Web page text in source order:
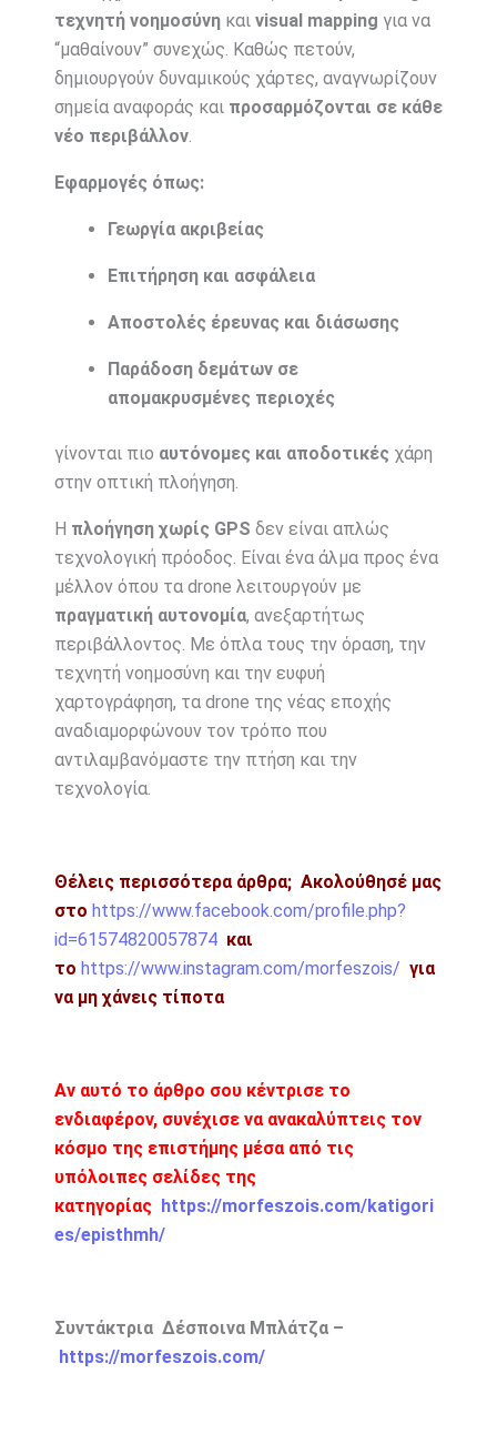
τεχνητή νοημοσύνηκαι visual mapping για να
“μαθαίνουν” συνεχώς. Καθώς πετούν,
δημιουργούν δυναμικούς χάρτες, αναγνωρίζουν
σημεία αναφοράς και προσαρμόζονται σε κάθε
νέο περιβάλλον.
Εφαρμογές όπως:
Γεωργία ακριβείας
Επιτήρηση και ασφάλεια
Αποστολές έρευνας και διάσωσης
Παράδοση δεμάτων σε
απομακρυσμένες περιοχές
γίνονται πιο αυτόνομες και αποδοτικές χάρη
στην οπτική πλοήγηση.
Η πλοήγηση χωρίς GPS δεν είναι απλώς
τεχνολογική πρόοδος. Είναι ένα άλμα προς ένα
μέλλον όπου τα drone λειτουργούν με
πραγματική αυτονομία, ανεξαρτήτως
περιβάλλοντος. Με όπλα τους την όραση, την
τεχνητή νοημοσύνη και την ευφυή
χαρτογράφηση, τα drone της νέας εποχής
αναδιαμορφώνουν τον τρόπο που
αντιλαμβανόμαστε την πτήση και την
τεχνολογία.
Θέλεις περισσότερα άρθρα; Ακολούθησέ μας
στο https://www.facebook.com/profile.php?
id=61574820057874 και
το https://www.instagram.com/morfeszois/ για
να μη χάνεις τίποτα
Αν αυτό το άρθρο σου κέντρισε το
ενδιαφέρον, συνέχισε να ανακαλύπτεις τον
κόσμο της επιστήμης μέσα από τις
υπόλοιπες σελίδες της
κατηγορίας https://morfeszois.com/katigori
es/episthmh/
Συντάκτρια Δέσποινα Μπλάτζα –
https://morfeszois.com/